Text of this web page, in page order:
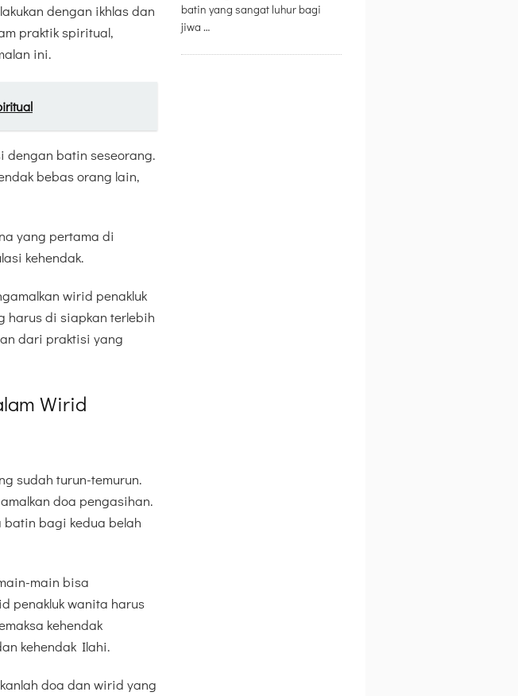
dengan ikhlas dan
praktik spiritual,
ini.
dengan batin seseorang.
bebas orang lain,
yang pertama di
kehendak.
wirid penakluk
harus di siapkan terlebih
dari praktisi yang
Wirid
sudah turun-temurun.
doa pengasihan.
batin bagi kedua belah
main bisa
penakluk wanita harus
kehendak
kehendak Ilahi.
doa dan wirid yang
batin yang sangat luhur bagi
jiwa …